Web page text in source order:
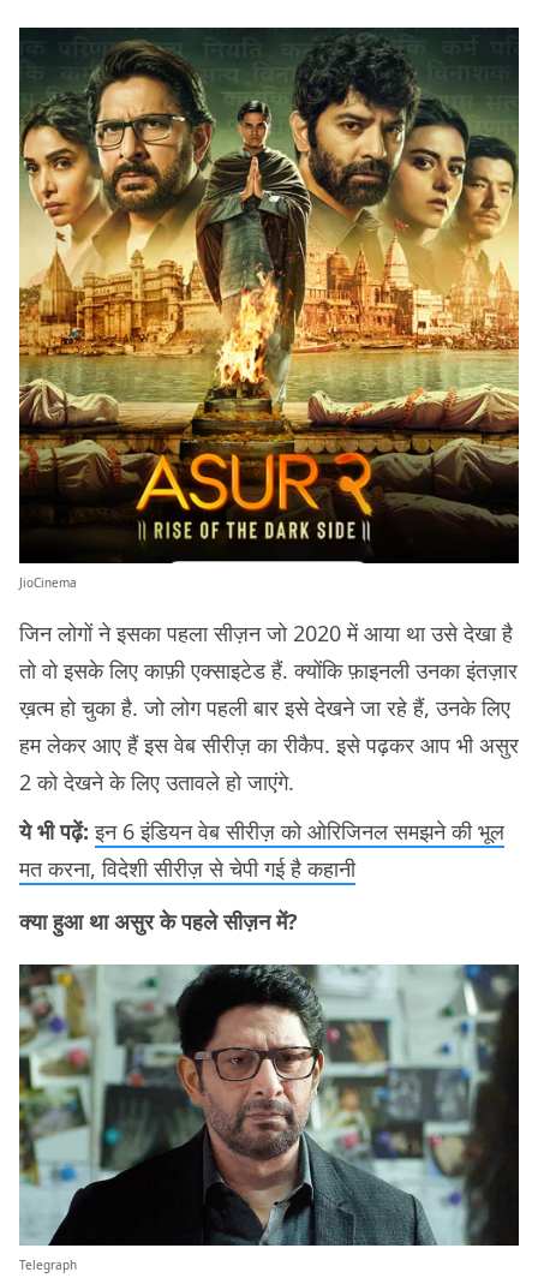
JioCinema
जिन लोगों ने इसका पहला सीज़न जो 2020 में आया था उसे देखा है
तो वो इसके लिए काफ़ी एक्साइटेड हैं. क्योंकि फ़ाइनली उनका इंतज़ार
ख़त्म हो चुका है. जो लोग पहली बार इसे देखने जा रहे हैं, उनके लिए
हम लेकर आए हैं इस वेब सीरीज़ का रीकैप. इसे पढ़कर आप भी असुर
2 को देखने के लिए उतावले हो जाएंगे.
ये भी पढ़ें: इन 6 इंडियन वेब सीरीज़ को ओरिजिनल समझने की भूल
मत करना, विदेशी सीरीज़ से चेपी गई है कहानी
क्या हुआ था असुर के पहले सीज़न में?
Telegraph